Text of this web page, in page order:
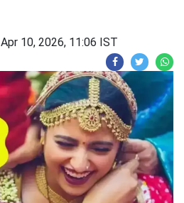
Apr 10, 2026, 11:06 IST